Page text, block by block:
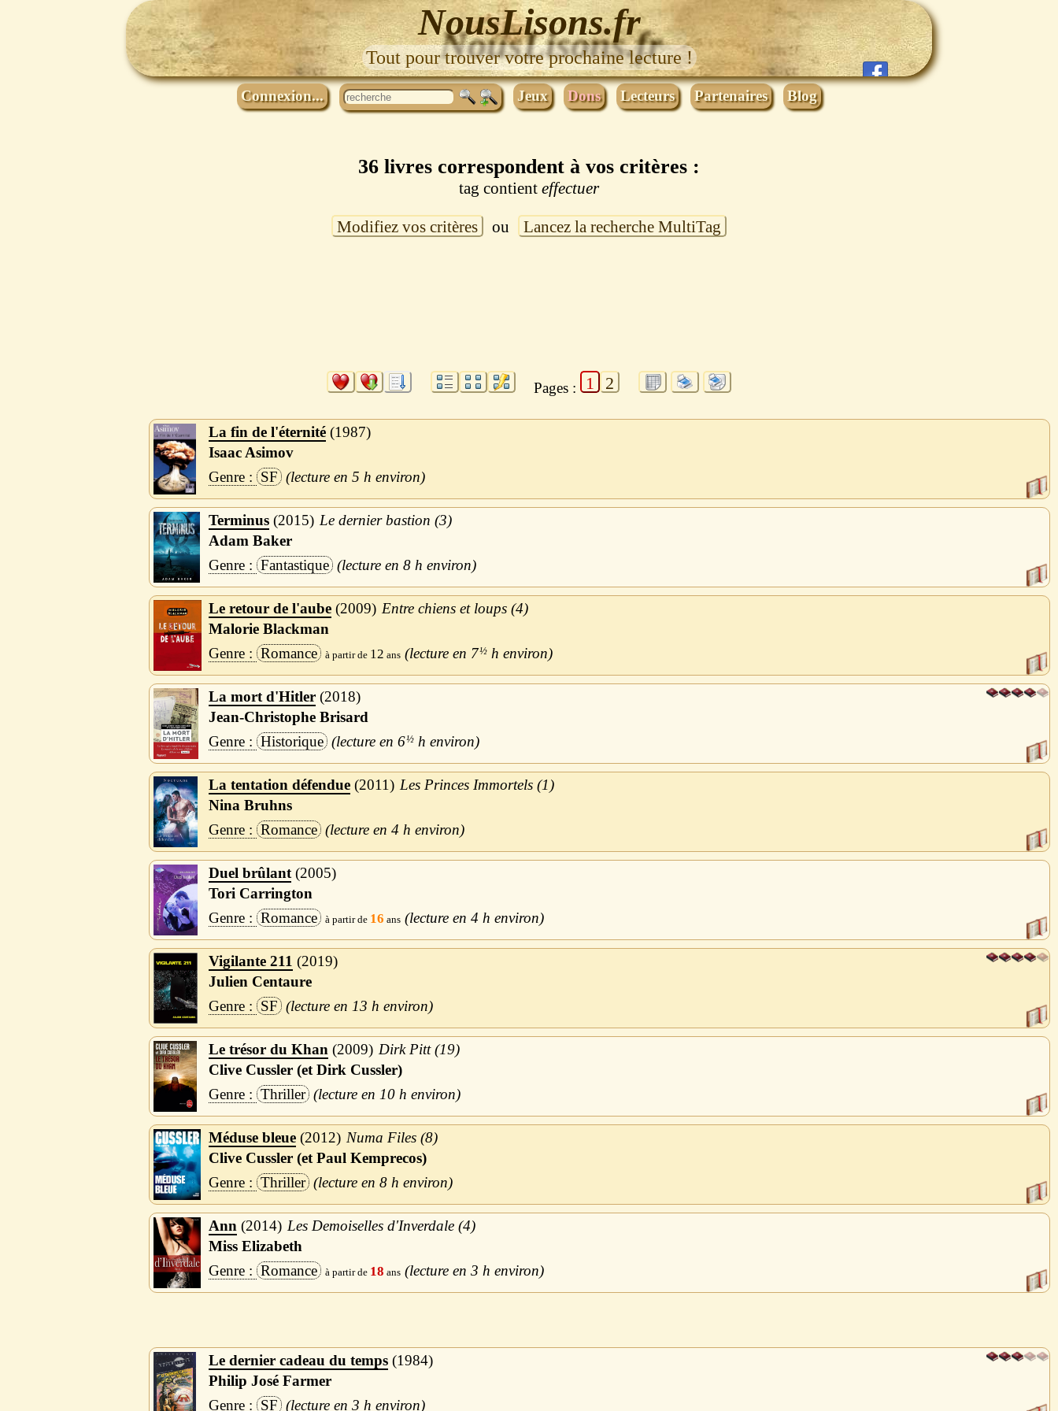
NousLisons.fr
Tout pour trouver votre prochaine lecture !
Connexion... Jeux Dons Lecteurs Partenaires Blog
36 livres correspondent à vos critères :
tag contient effectuer
Modifiez vos critères ou Lancez la recherche MultiTag
Pages : 1 2
La fin de l'éternité 1987
Isaac Asimov
SF
5 h
Terminus 2015
Le dernier bastion (3)
Adam Baker
Fantastique
8 h
Le retour de l'aube 2009
Entre chiens et loups (4)
Malorie Blackman
Romance
12 7½h
La mort d'Hitler 2018
Jean-Christophe Brisard
Historique
6½h
La tentation défendue 2011
Les Princes Immortels (1)
Nina Bruhns
Romance
4 h
Duel brûlant 2005
Tori Carrington
Romance
16 4 h
Vigilante 211 2019
Julien Centaure
SF
13 h
Le trésor du Khan 2009
Dirk Pitt (19)
Clive Cussler (et Dirk Cussler)
Thriller
10 h
Méduse bleue 2012
Numa Files (8)
Clive Cussler (et Paul Kemprecos)
Thriller
8 h
Ann 2014
Les Demoiselles d'Inverdale (4)
Miss Elizabeth
Romance
18 3 h
Le dernier cadeau du temps 1984
Philip José Farmer
SF
3 h